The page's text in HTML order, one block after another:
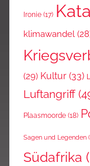
Ironie (17)
klimawandel
(29) Kultur (33)
Luftangriff
Plaasmoorde (18)
Sagen und Legenden
Südafrika